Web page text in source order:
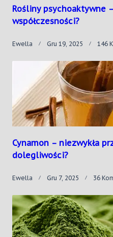
Rośliny psychoaktywne
współczesności?
Ewella Gru 19, 2025 146
Cynamon – niezwykła
dolegliwości?
Ewella Gru 7, 2025 36